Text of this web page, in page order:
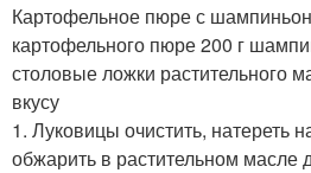
Картофельное пюре с
картофельного пюре 200 г
столовые ложки растительного
вкусу
1. Луковицы очистить, натереть
обжарить в растительном масле